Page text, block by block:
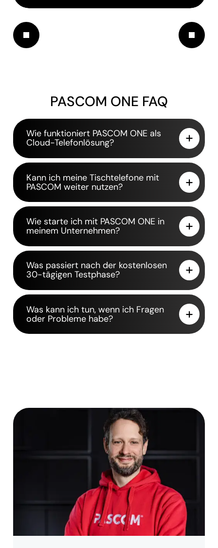
PASCOM ONE FAQ
Wie funktioniert PASCOM ONE als
Cloud-Telefonlösung?
Kann ich meine Tischtelefone mit
PASCOM weiter nutzen?
Wie starte ich mit PASCOM ONE in
meinem Unternehmen?
Was passiert nach der kostenlosen
30-tägigen Testphase?
Was kann ich tun, wenn ich Fragen
oder Probleme habe?